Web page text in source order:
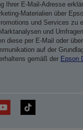
Ihrer E-Mail-Adresse
Materialien über
und Services zu
und
diese per E-Mail oder
auf der
gemäß der Epson